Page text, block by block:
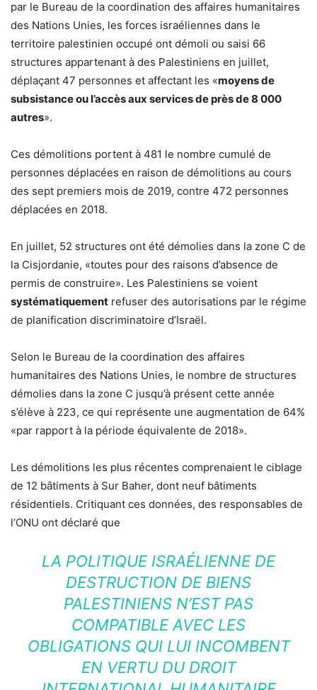
par le Bureau de la coordination des affaires humanitaires
des Nations Unies, les forces israéliennes dans le
territoire palestinien occupé ont démoli ou saisi 66
structures appartenant à des Palestiniens en juillet,
déplaçant 47 personnes et affectant les «moyens de
subsistance ou l’accès aux services de près de 8 000
autres».
Ces démolitions portent à 481 le nombre cumulé de
personnes déplacées en raison de démolitions au cours
des sept premiers mois de 2019, contre 472 personnes
déplacées en 2018.
En juillet, 52 structures ont été démolies dans la zone C de
la Cisjordanie, «toutes pour des raisons d’absence de
permis de construire». Les Palestiniens se voient
systématiquement refuser des autorisations par le régime
de planification discriminatoire d’Israël.
Selon le Bureau de la coordination des affaires
humanitaires des Nations Unies, le nombre de structures
démolies dans la zone C jusqu’à présent cette année
s’élève à 223, ce qui représente une augmentation de 64%
«par rapport à la période équivalente de 2018».
Les démolitions les plus récentes comprenaient le ciblage
de 12 bâtiments à Sur Baher, dont neuf bâtiments
résidentiels. Critiquant ces données, des responsables de
l’ONU ont déclaré que
LA POLITIQUE ISRAÉLIENNE DE
DESTRUCTION DE BIENS
PALESTINIENS N’EST PAS
COMPATIBLE AVEC LES
OBLIGATIONS QUI LUI INCOMBENT
EN VERTU DU DROIT